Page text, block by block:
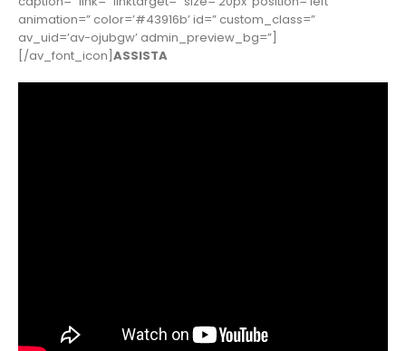
animation=” color=’#43916b’ id=” custom_class=”
av_uid=’av-ojubgw’ admin_preview_bg=”]
[/av_font_icon]ASSISTA